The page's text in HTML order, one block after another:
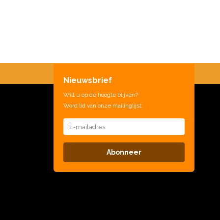
Nieuwsbrief
Wilt u op de hoogte blijven?
Word lid van onze mailinglijst:
Abonneer